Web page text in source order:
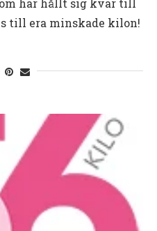
till era minskade kilon!